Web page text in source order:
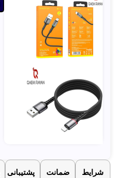
شرایط
ضمانت
پشتیبانی